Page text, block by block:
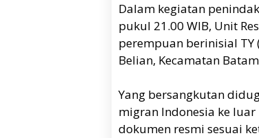
Dalam kegiatan
pukul 21.00 WIB, Unit
perempuan berinisial TY
Belian, Kecamatan
Yang bersangkutan
migran Indonesia ke
dokumen resmi sesuai